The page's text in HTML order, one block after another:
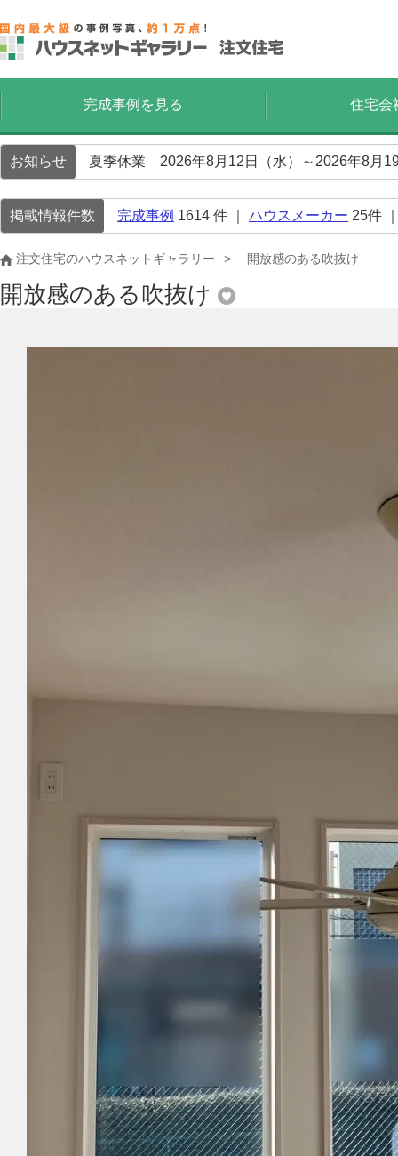
完成事例を見る 住宅会
お知らせ 夏季休業 2026年8月12日（水）～2026年8月
掲載情報件数 完成事例 1614 件 ｜ ハウスメーカー 25件
注文住宅のハウスネットギャラリー 開放感のある吹抜け
開放感のある吹抜け